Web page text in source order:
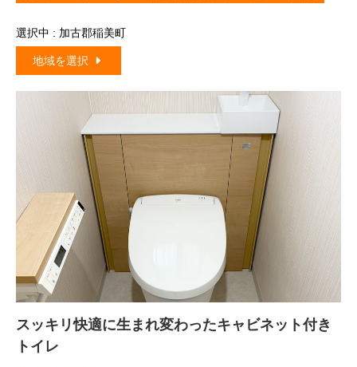
選択中 : 加古郡稲美町
地域を選択
スッキリ快適に生まれ変わったキャビネット付き
トイレ